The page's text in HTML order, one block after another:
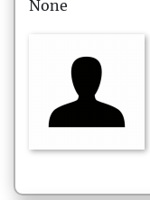
None